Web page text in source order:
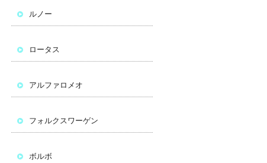
ルノー
ロータス
アルファロメオ
フォルクスワーゲン
ボルボ